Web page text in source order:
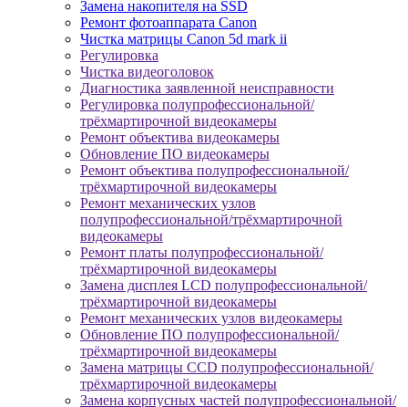
Замена накопителя на SSD
Ремонт фотоаппарата Canon
Чистка матрицы Canon 5d mark ii
Регулировка
Чистка видеоголовок
Диагностика заявленной неисправности
Регулировка полупрофессиональной/
трёхмартирочной видеокамеры
Ремонт объектива видеокамеры
Обновление ПО видеокамеры
Ремонт объектива полупрофессиональной/
трёхмартирочной видеокамеры
Ремонт механических узлов
полупрофессиональной/трёхмартирочной
видеокамеры
Ремонт платы полупрофессиональной/
трёхмартирочной видеокамеры
Замена дисплея LCD полупрофессиональной/
трёхмартирочной видеокамеры
Ремонт механических узлов видеокамеры
Обновление ПО полупрофессиональной/
трёхмартирочной видеокамеры
Замена матрицы CCD полупрофессиональной/
трёхмартирочной видеокамеры
Замена корпусных частей полупрофессиональной/